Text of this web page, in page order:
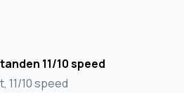
11/10 speed
11/10 speed